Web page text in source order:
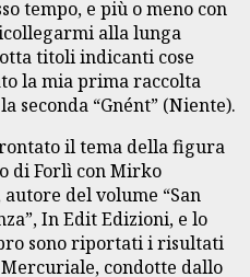
tempo, e più o meno con
alla lunga
titoli indicanti cose
la mia prima raccolta
seconda “Gnént” (Niente).
il tema della figura
di Forlì con Mirko
del volume “San
In Edit Edizioni, e lo
sono riportati i risultati
condotte dallo